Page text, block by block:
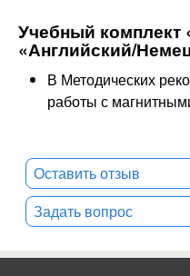
Учебный комплект
«Английский/
В Методических
работы с
Оставить отзыв
Задать вопрос